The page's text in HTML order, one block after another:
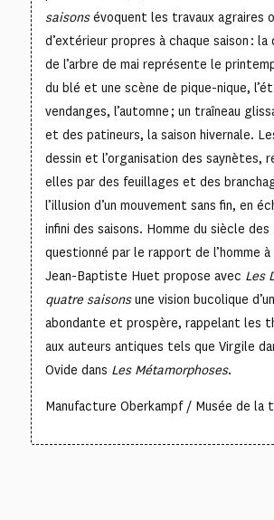
saisonsévoquent les travaux agraires
d’extérieur propres à chaque saison : la
de l’arbre de mai représente le
du blé et une scène de pique-nique,
vendanges, l’automne ; un traîneau
et des patineurs, la saison hivernale.
dessin et l’organisation des saynètes,
elles par des feuillages et des
l’illusion d’un mouvement sans fin, en
infini des saisons. Homme du siècle des
questionné par le rapport de l’homme
Jean-Baptiste Huet propose avec Les
quatre saisonsune vision bucolique
abondante et prospère, rappelant les
aux auteurs antiques tels que Virgile
Ovide dans Les Métamorphoses.
Manufacture Oberkampf / Musée de la